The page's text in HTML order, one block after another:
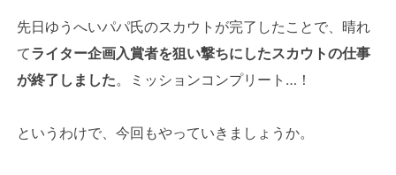
先日ゆうへいパパ氏のスカウトが完了したことで、晴れ
てライター企画入賞者を狙い撃ちにしたスカウトの仕事
が終了しました。ミッションコンプリート…！
というわけで、今回もやっていきましょうか。